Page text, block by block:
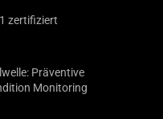
zertifiziert
Präventive
Monitoring